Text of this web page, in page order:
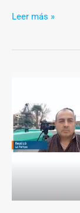
Leer más »
“El
periodismo
de